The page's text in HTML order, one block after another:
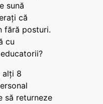
sună
că
fără posturi.
cu
alți 8
să returneze